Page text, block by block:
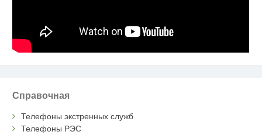
Справочная
Телефоны экстренных служб
Телефоны РЭС